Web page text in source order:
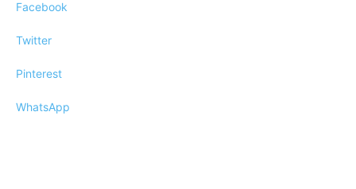
Facebook
Twitter
Pinterest
WhatsApp